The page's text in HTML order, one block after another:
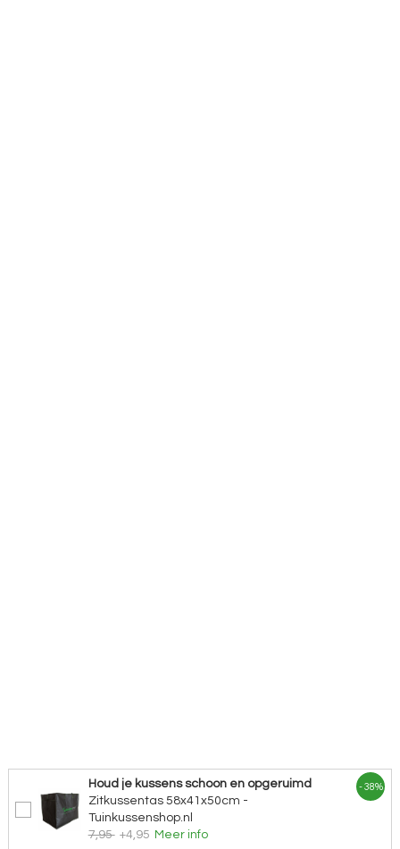
Houd je kussens schoon en opgeruimd
Zitkussentas 58x41x50cm -
Tuinkussenshop.nl
7,95 +4,95 Meer info
- 38%